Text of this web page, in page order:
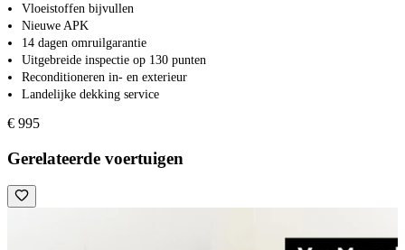
Vloeistoffen bijvullen
Nieuwe APK
14 dagen omruilgarantie
Uitgebreide inspectie op 130 punten
Reconditioneren in- en exterieur
Landelijke dekking service
€ 995
Gerelateerde voertuigen